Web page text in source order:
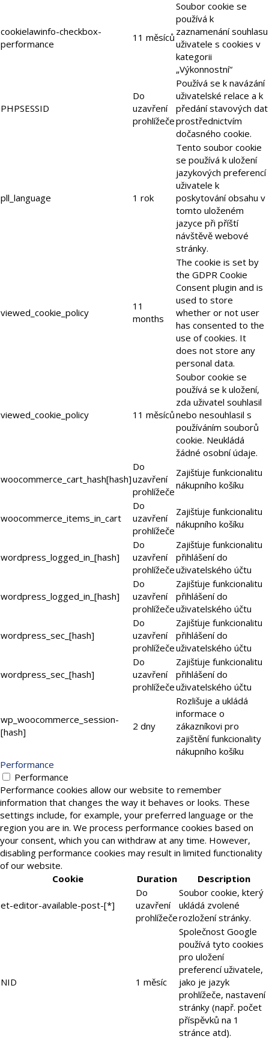
cookielawinfo-checkbox-
performance
11 měsíců
Soubor cookie se
používá k
zaznamenání souhlasu
uživatele s cookies v
kategorii
„Výkonnostní“
PHPSESSID
Do
uzavření
prohlížeče
Používá se k navázání
uživatelské relace a k
předání stavových dat
prostřednictvím
dočasného cookie.
pll_language 1 rok
Tento soubor cookie
se používá k uložení
jazykových preferencí
uživatele k
poskytování obsahu v
tomto uloženém
jazyce při příští
návštěvě webové
stránky.
viewed_cookie_policy
11
months
The cookie is set by
the GDPR Cookie
Consent plugin and is
used to store
whether or not user
has consented to the
use of cookies. It
does not store any
personal data.
viewed_cookie_policy 11 měsíců
Soubor cookie se
používá se k uložení,
zda uživatel souhlasil
nebo nesouhlasil s
používáním souborů
cookie. Neukládá
žádné osobní údaje.
woocommerce_cart_hash[hash]
Do
uzavření
prohlížeče
Zajišťuje funkcionalitu
nákupního košíku
woocommerce_items_in_cart
Do
uzavření
prohlížeče
Zajišťuje funkcionalitu
nákupního košíku
wordpress_logged_in_[hash]
Do
uzavření
prohlížeče
Zajišťuje funkcionalitu
přihlášení do
uživatelského účtu
wordpress_logged_in_[hash]
Do
uzavření
prohlížeče
Zajišťuje funkcionalitu
přihlášení do
uživatelského účtu
wordpress_sec_[hash]
Do
uzavření
prohlížeče
Zajišťuje funkcionalitu
přihlášení do
uživatelského účtu
wordpress_sec_[hash]
Do
uzavření
prohlížeče
Zajišťuje funkcionalitu
přihlášení do
uživatelského účtu
wp_woocommerce_session-
[hash]
2 dny
Rozlišuje a ukládá
informace o
zákazníkovi pro
zajištění funkcionality
nákupního košíku
Performance
Performance
Performance cookies allow our website to remember
information that changes the way it behaves or looks. These
settings include, for example, your preferred language or the
region you are in. We process performance cookies based on
your consent, which you can withdraw at any time. However,
disabling performance cookies may result in limited functionality
of our website.
Cookie
Duration Description
et-editor-available-post-[*]
Do
uzavření
prohlížeče
Soubor cookie, který
ukládá zvolené
rozložení stránky.
NID 1 měsíc
Společnost Google
používá tyto cookies
pro uložení
preferencí uživatele,
jako je jazyk
prohlížeče, nastavení
stránky (např. počet
příspěvků na 1
stránce atd).